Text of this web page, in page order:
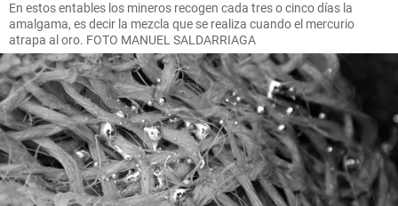
En estos entables los mineros recogen cada tres o cinco días la
amalgama, es decir la mezcla que se realiza cuando el mercurio
atrapa al oro. FOTO MANUEL SALDARRIAGA